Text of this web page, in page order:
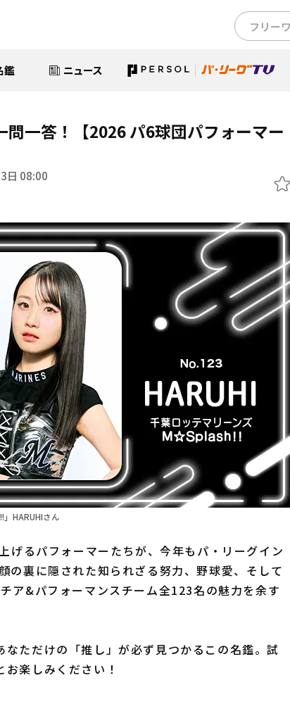
鑑 ニュース
一答！【2026 パ6球団パフォーマー
日 08:00
HARUHIさん
るパフォーマーたちが、今年もパ・リーグイン
の裏に隠された知られざる努力、野球愛、そして
ア&パフォーマンスチーム全123名の魅力を余す
ただけの「推し」が必ず見つかるこの名鑑。試
楽しみください！